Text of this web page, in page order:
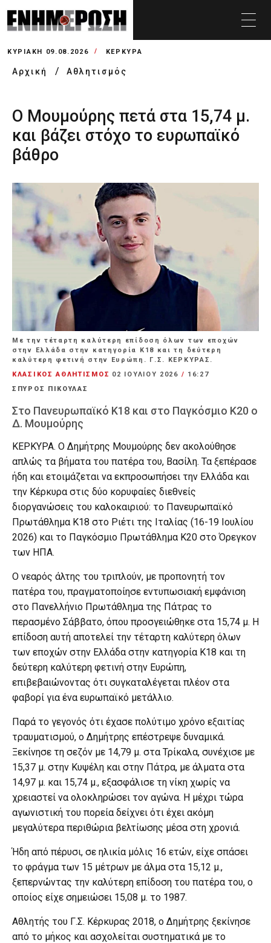
ΚΥΡΙΑΚΉ 09.08.2026 ΚΕΡΚΥΡΑ
Αρχική Αθλητισμός
Ο Μουμούρης πετά στα 15,74 μ.
και βάζει στόχο το ευρωπαϊκό
βάθρο
Με την τέταρτη καλύτερη επίδοση όλων των εποχών
στην Ελλάδα στην κατηγορία Κ18 και τη δεύτερη
καλύτερη φετινή στην Ευρώπη. Γ.Σ. ΚΕΡΚΥΡΑΣ.
ΚΛΑΣΙΚΟΣ ΑΘΛΗΤΙΣΜΟΣ 02 ΙΟΥΛΊΟΥ 2026 / 16:27
ΣΠΥΡΟΣ ΠΙΚΟΥΛΑΣ
Στο Πανευρωπαϊκό Κ18 και στο Παγκόσμιο Κ20 ο
Δ. Μουμούρης
ΚΕΡΚΥΡΑ. Ο Δημήτρης Μουμούρης δεν ακολούθησε
απλώς τα βήματα του πατέρα του, Βασίλη. Τα ξεπέρασε
ήδη και ετοιμάζεται να εκπροσωπήσει την Ελλάδα και
την Κέρκυρα στις δύο κορυφαίες διεθνείς
διοργανώσεις του καλοκαιριού: το Πανευρωπαϊκό
Πρωτάθλημα Κ18 στο Ριέτι της Ιταλίας (16-19 Ιουλίου
2026) και το Παγκόσμιο Πρωτάθλημα Κ20 στο Όρεγκον
των ΗΠΑ.
Ο νεαρός άλτης του τριπλούν, με προπονητή τον
πατέρα του, πραγματοποίησε εντυπωσιακή εμφάνιση
στο Πανελλήνιο Πρωτάθλημα της Πάτρας το
περασμένο Σάββατο, όπου προσγειώθηκε στα 15,74 μ. Η
επίδοση αυτή αποτελεί την τέταρτη καλύτερη όλων
των εποχών στην Ελλάδα στην κατηγορία Κ18 και τη
δεύτερη καλύτερη φετινή στην Ευρώπη,
επιβεβαιώνοντας ότι συγκαταλέγεται πλέον στα
φαβορί για ένα ευρωπαϊκό μετάλλιο.
Παρά το γεγονός ότι έχασε πολύτιμο χρόνο εξαιτίας
τραυματισμού, ο Δημήτρης επέστρεψε δυναμικά.
Ξεκίνησε τη σεζόν με 14,79 μ. στα Τρίκαλα, συνέχισε με
15,37 μ. στην Κυψέλη και στην Πάτρα, με άλματα στα
14,97 μ. και 15,74 μ., εξασφάλισε τη νίκη χωρίς να
χρειαστεί να ολοκληρώσει τον αγώνα. Η μέχρι τώρα
αγωνιστική του πορεία δείχνει ότι έχει ακόμη
μεγαλύτερα περιθώρια βελτίωσης μέσα στη χρονιά.
Ήδη από πέρυσι, σε ηλικία μόλις 16 ετών, είχε σπάσει
το φράγμα των 15 μέτρων με άλμα στα 15,12 μ.,
ξεπερνώντας την καλύτερη επίδοση του πατέρα του, ο
οποίος είχε σημειώσει 15,08 μ. το 1987.
Αθλητής του Γ.Σ. Κέρκυρας 2018, ο Δημήτρης ξεκίνησε
από το μήκος και ασχολείται συστηματικά με το